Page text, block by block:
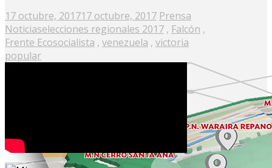
Posted
on
17 octubre, 201717 octubre, 2017 Prensa
Noticiaselecciones regionales 2017 , Falcón ,
Frente Ecosocialista , venezuela , victoria
popular